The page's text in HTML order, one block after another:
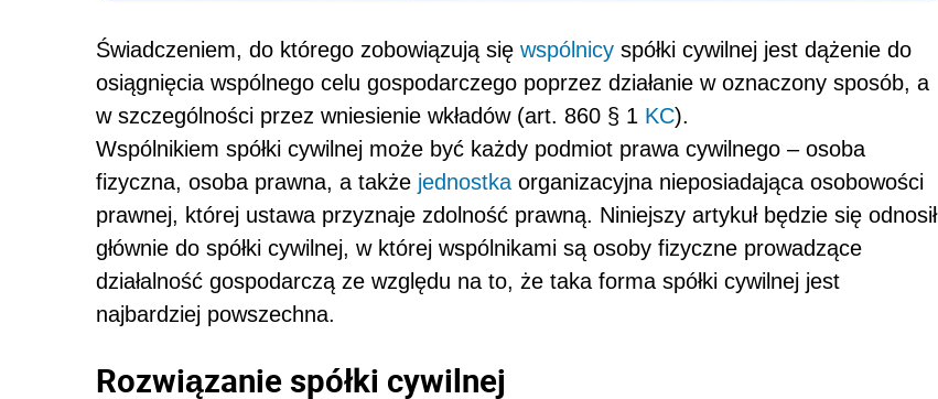
Świadczeniem, do którego zobowiązują się wspólnicy spółki cywilnej jest dążenie do
osiągnięcia wspólnego celu gospodarczego poprzez działanie w oznaczony sposób, a
w szczególności przez wniesienie wkładów (art. 860 § 1 KC).
Wspólnikiem spółki cywilnej może być każdy podmiot prawa cywilnego – osoba
fizyczna, osoba prawna, a także jednostka organizacyjna nieposiadająca osobowości
prawnej, której ustawa przyznaje zdolność prawną. Niniejszy artykuł będzie się odnosił
głównie do spółki cywilnej, w której wspólnikami są osoby fizyczne prowadzące
działalność gospodarczą ze względu na to, że taka forma spółki cywilnej jest
najbardziej powszechna.
Rozwiązanie spółki cywilnej